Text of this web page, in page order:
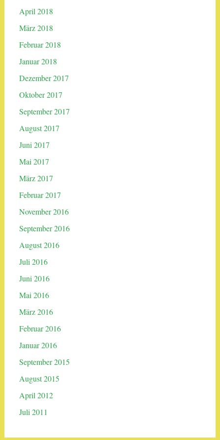
April 2018
März 2018
Februar 2018
Januar 2018
Dezember 2017
Oktober 2017
September 2017
August 2017
Juni 2017
Mai 2017
März 2017
Februar 2017
November 2016
September 2016
August 2016
Juli 2016
Juni 2016
Mai 2016
März 2016
Februar 2016
Januar 2016
September 2015
August 2015
April 2012
Juli 2011